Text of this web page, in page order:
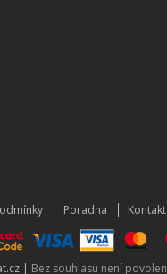
Poradna Kontakt
| Bez souhlasu není